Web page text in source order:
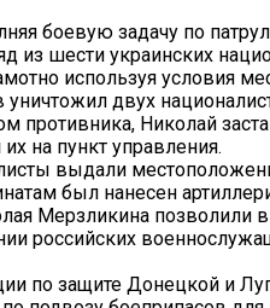
боевую задачу по
из шести украинских
используя условия
уничтожил двух
противника, Николай
на пункт управления.
выдали
был нанесен
Мерзликина позволили
российских
по защите Донецкой и